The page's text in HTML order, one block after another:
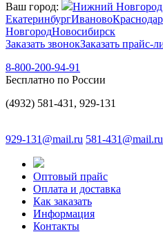
Ваш город:
Нижний Новгород
ЕкатеринбургИвановоКраснодар
НовгородНовосибирск
Заказать звонокЗаказать прайс-
8-800-200-94-91
Бесплатно по России
(4932) 581-431, 929-131
929-131@mail.ru 581-431@mail.ru
Оптовый прайс
Оплата и доставка
Как заказать
Информация
Контакты